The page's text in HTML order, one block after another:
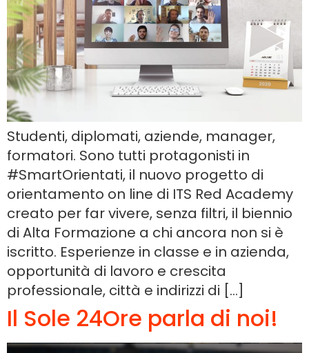
Studenti, diplomati, aziende, manager,
formatori. Sono tutti protagonisti in
#SmartOrientati, il nuovo progetto di
orientamento on line di ITS Red Academy
creato per far vivere, senza filtri, il biennio
di Alta Formazione a chi ancora non si è
iscritto. Esperienze in classe e in azienda,
opportunità di lavoro e crescita
professionale, città e indirizzi di […]
Il Sole 24Ore parla di noi!